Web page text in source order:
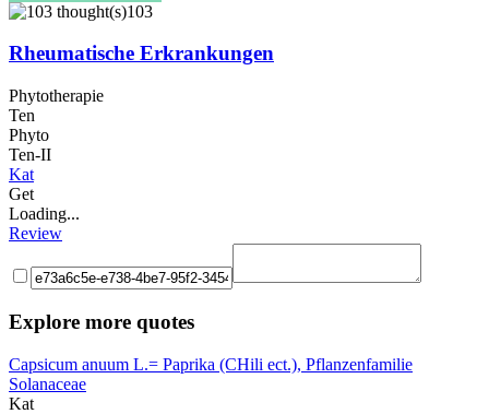
103
Rheumatische Erkrankungen
Phytotherapie
Ten
Phyto
Ten-II
Kat
Get
Loading...
Review
Explore more quotes
Capsicum anuum L.= Paprika (CHili ect.), Pflanzenfamilie
Solanaceae
Kat